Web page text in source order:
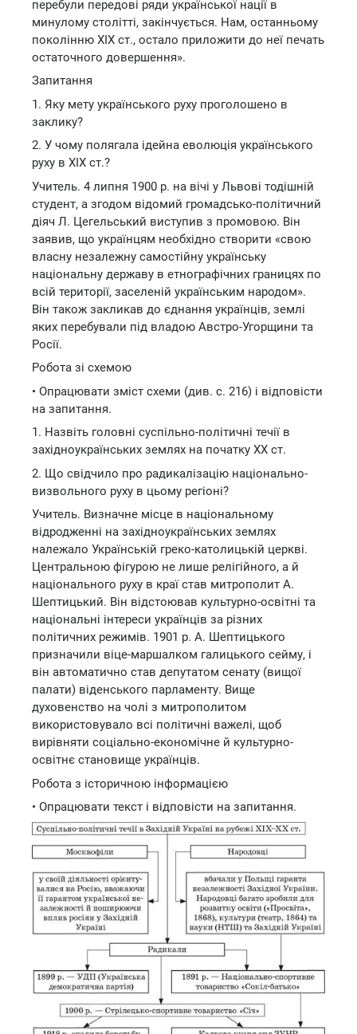
перебули передові ряди української нації в
минулому столітті, закінчується. Нам, останньому
поколінню XIX ст., остало приложити до неї печать
остаточного довершення».
Запитання
1. Яку мету українського руху проголошено в
заклику?
2. У чому полягала ідейна еволюція українського
руху в XIX ст.?
Учитель. 4 липня 1900 р. на вічі у Львові тодішній
студент, а згодом відомий громадсько-політичний
діяч Л. Цегельський виступив з промовою. Він
заявив, що українцям необхідно створити «свою
власну незалежну самостійну українську
національну державу в етнографічних границях по
всій території, заселеній українським народом».
Він також закликав до єднання українців, землі
яких перебували під владою Австро-Угорщини та
Росії.
Робота зі схемою
• Опрацювати зміст схеми (див. с. 216) і відповісти
на запитання.
1. Назвіть головні суспільно-політичні течії в
західноукраїнських землях на початку XX ст.
2. Що свідчило про радикалізацію національно-
визвольного руху в цьому регіоні?
Учитель. Визначне місце в національному
відродженні на західноукраїнських землях
належало Українській греко-католицькій церкві.
Центральною фігурою не лише релігійного, а й
національного руху в краї став митрополит А.
Шептицький. Він відстоював культурно-освітні та
національні інтереси українців за різних
політичних режимів. 1901 р. А. Шептицького
призначили віце-маршалком галицького сейму, і
він автоматично став депутатом сенату (вищої
палати) віденського парламенту. Вище
духовенство на чолі з митрополитом
використовувало всі політичні важелі, щоб
вирівняти соціально-економічне й культурно-
освітнє становище українців.
Робота з історичною інформацією
• Опрацювати текст і відповісти на запитання.